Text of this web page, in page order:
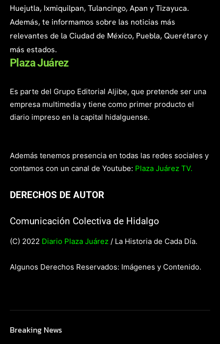
Huejutla, Ixmiquilpan, Tulancingo, Apan y Tizayuca.
Además, te informamos sobre las noticias más
relevantes de la Ciudad de México, Puebla, Querétaro y
más estados.
Plaza Juárez
Es parte del Grupo Editorial Aljibe, que pretende ser una
empresa multimedia y tiene como primer producto el
diario impreso en la capital hidalguense.
Además tenemos presencia en todas las redes sociales y
contamos con un canal de Youtube: Plaza Juárez TV.
DERECHOS DE AUTOR
Comunicación Colectiva de Hidalgo
(C) 2022 Diario Plaza Juárez / La Historia de Cada Día.
Algunos Derechos Reservados: Imágenes y Contenido.
Breaking News